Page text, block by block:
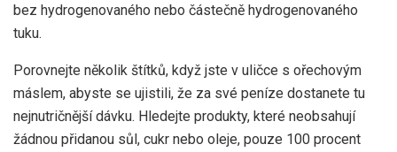
bez hydrogenovaného nebo částečně hydrogenovaného
tuku.
Porovnejte několik štítků, když jste v uličce s ořechovým
máslem, abyste se ujistili, že za své peníze dostanete tu
nejnutričnější dávku. Hledejte produkty, které neobsahují
žádnou přidanou sůl, cukr nebo oleje, pouze 100 procent